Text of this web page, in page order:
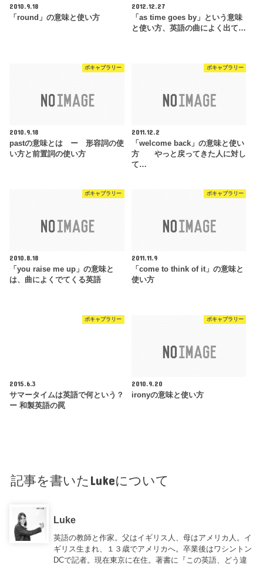
2010.9.18
「round」の意味と使い方
2012.12.27
「as time goes by」という意味
と使い方、英語の曲によく出て…
ボキャブラリー
2010.9.18
pastの意味とは ー 形容詞の使
い方と前置詞の使い方
ボキャブラリー
2011.12.2
「welcome back」の意味と使い
方 やっと戻ってきた人に対し
て…
ボキャブラリー
2010.8.18
「you raise me up」の意味と
は、曲によくでてくる英語
ボキャブラリー
2011.11.9
「come to think of it」の意味と
使い方
ボキャブラリー
2015.6.3
サマータイムは英語で何という？
ー 和製英語の罠
ボキャブラリー
2010.9.20
ironyの意味と使い方
記事を書いたLukeについて
Luke
英語の教師と作家。父はイギリス人、母はアメリカ人。イ
ギリス生まれ、１３歳でアメリカへ。卒業後はワシントン
DCで記者。現在東京に在住。著書に『この英語、どう違